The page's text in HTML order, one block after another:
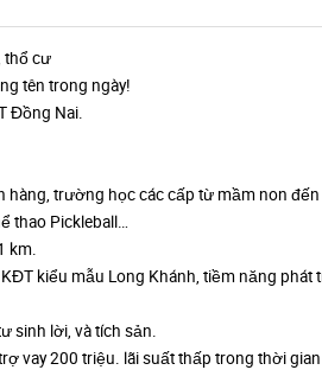
thổ cư
tên trong ngày!
Đồng Nai.
trường học các cấp từ mầm non
thao Pickleball…
km.
kiểu mẫu Long Khánh, tiềm năng
sinh lời, và tích sản.
vay 200 triệu. lãi suất thấp trong thời